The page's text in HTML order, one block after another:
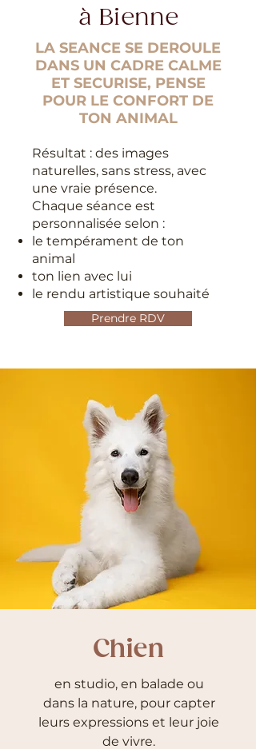
à Bienne
LA SEANCE SE DEROULE
DANS UN CADRE CALME
ET SECURISE, PENSE
POUR LE CONFORT DE
TON ANIMAL
Résultat : des images
naturelles, sans stress, avec
une vraie présence.
Chaque séance est
personnalisée selon :
le tempérament de ton
animal
ton lien avec lui
le rendu artistique souhaité
Prendre RDV
Chien
en studio, en balade ou
dans la nature, pour capter
leurs expressions et leur joie
de vivre.